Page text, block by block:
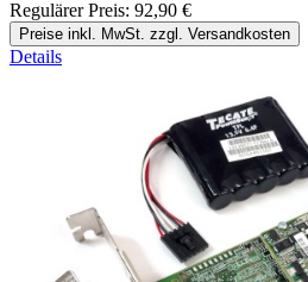
Regulärer Preis: 92,90 €
Preise inkl. MwSt. zzgl. Versandkosten
Details